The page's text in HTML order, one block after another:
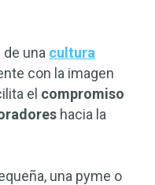
una cultura
con la imagen
el compromiso
hacia la
una pyme o